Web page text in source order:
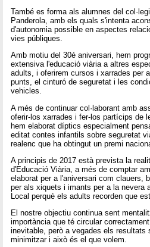
També es forma als alumnes del
Panderola, amb els quals s'intenta
d'autonomia possible en aspectes
vies públiques.
Amb motiu del 30é aniversari, hem
extensiva l'educació viària a altres
adults, i oferirem cursos i xarrades per
punts, el cinturó de seguretat i les
vehicles.
A més de continuar col·laborant amb
oferir-los xarrades i fer-los partícips de
hem elaborat díptics especialment
editat contes infantils sobre seguretat
realenc que ha obtingut un premi
A principis de 2017 està prevista la
d'Educació Viària, a més de comptar
elaborat per a l'aniversari com clauers,
per als xiquets i imants per a la nevera
Local perquè els adults recorden que
El nostre objectiu continua sent
importància que té circular
inevitable, però a vegades els resultats
minimitzar i això és el que volem.